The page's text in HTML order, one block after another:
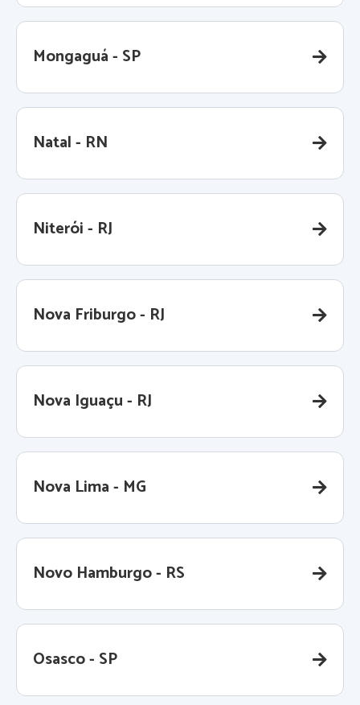
Mongaguá - SP
Natal - RN
Niterói - RJ
Nova Friburgo - RJ
Nova Iguaçu - RJ
Nova Lima - MG
Novo Hamburgo - RS
Osasco - SP